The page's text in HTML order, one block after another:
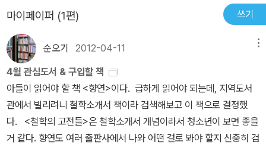
걸 한문제 밖에 안 틀렸다니.엠마의 학교 생활 덕분에 딸 아이의 핛교
생활에 대해 생각해 보고 덩달아 30년도 더 된 나의 첫 학교 생활에
대한 기억을 떠 올릴 수 있었습니다.
마이페이퍼 (1편) 쓰기
순오기 2012-04-11
4월 관심도서 & 구입할 책
아들이 읽어야 할 책 <향연>이다. 급하게 읽어야 되는데, 지역도서
관에서 빌리려니 철학소개서 책이라 검색해보고 이 책으로 결정했
다. <철학의 고전들>은 철학소개서 개념이라서 청소년이 보면 좋을
거 같다. 향연도 여러 출판사에서 나와 어떤 걸로 봐야 할지 신중히 검